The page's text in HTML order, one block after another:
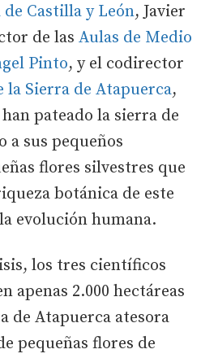
de Castilla y León, Javier
de las Aulas de Medio
Pinto, y el codirector
la Sierra de Atapuerca,
han pateado la sierra de
a sus pequeños
flores silvestres que
botánica de este
evolución humana.
los tres científicos
apenas 2.000 hectáreas
de Atapuerca atesora
pequeñas flores de